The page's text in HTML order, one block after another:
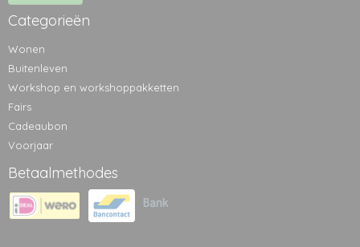
Categorieën
Wonen
Buitenleven
Workshop en workshoppakketten
Fairs
Cadeaubon
Voorjaar
Betaalmethodes